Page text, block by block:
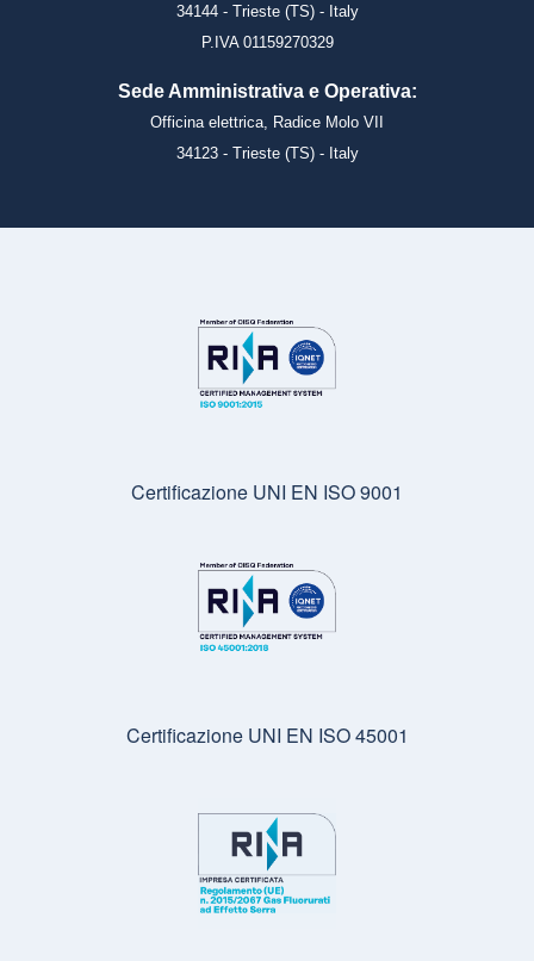
34144 - Trieste (TS) - Italy
P.IVA 01159270329
Sede Amministrativa e Operativa:
Officina elettrica, Radice Molo VII
34123 - Trieste (TS) - Italy
Certificazione UNI EN ISO 9001
Certificazione UNI EN ISO 45001